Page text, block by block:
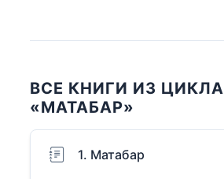
ВСЕ КНИГИ ИЗ ЦИКЛА
«МАТАБАР»
1. Матабар